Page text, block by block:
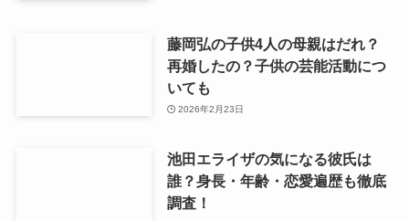
藤岡弘の子供4人の母親はだれ？
再婚したの？子供の芸能活動につ
いても
2026年2月23日
池田エライザの気になる彼氏は
誰？身長・年齢・恋愛遍歴も徹底
調査！